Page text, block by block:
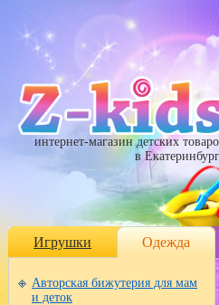
интернет-магазин детских
в
Игрушки Одежда
Авторская бижутерия для мам
и деток